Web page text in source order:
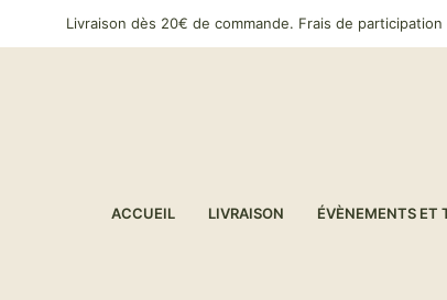
Livraison dès 20€ de commande. Frais de
ACCUEIL LIVRAISON ÉVÈNEMENTS ET